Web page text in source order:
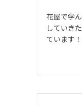
花屋で学
していき
ています！